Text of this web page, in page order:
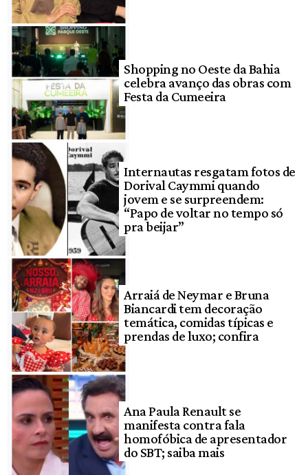
Shopping no Oeste da Bahia
celebra avanço das obras com
Festa da Cumeeira
Internautas resgatam fotos de
Dorival Caymmi quando
jovem e se surpreendem:
“Papo de voltar no tempo só
pra beijar”
Arraiá de Neymar e Bruna
Biancardi tem decoração
temática, comidas típicas e
prendas de luxo; confira
Ana Paula Renault se
manifesta contra fala
homofóbica de apresentador
do SBT; saiba mais